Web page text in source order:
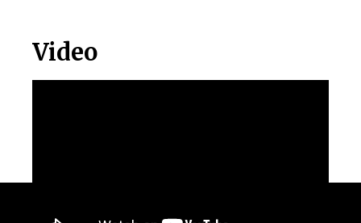
Video